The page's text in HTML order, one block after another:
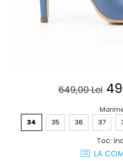
649,00 Lei
34
35 36 37
Toc:
LA